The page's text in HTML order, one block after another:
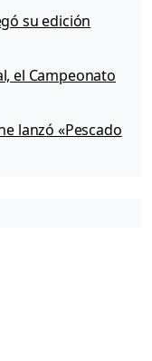
su edición
el Campeonato
lanzó «Pescado